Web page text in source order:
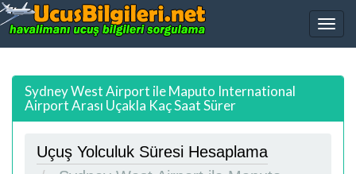
Sydney West Airport ile Maputo International
Airport Arası Uçakla Kaç Saat Sürer
Uçuş Yolculuk Süresi Hesaplama